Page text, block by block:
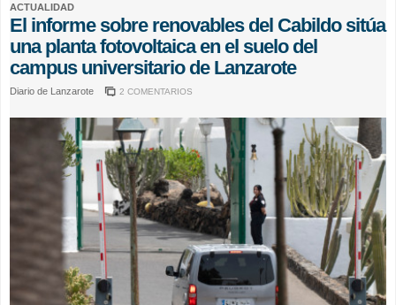
ACTUALIDAD
El informe sobre renovables del Cabildo sitúa
una planta fotovoltaica en el suelo del
campus universitario de Lanzarote
Diario de Lanzarote 2 COMENTARIOS